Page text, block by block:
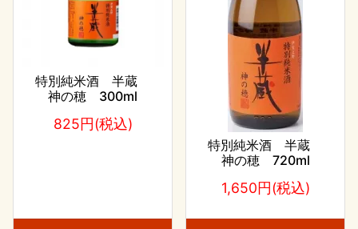
特別純米酒 半蔵
神の穂 300ml
825円(税込)
特別純米酒 半蔵
神の穂 720ml
1,650円(税込)